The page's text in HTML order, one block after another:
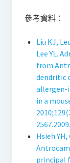
參考資料：
Liu KJ,
Lee YL.
from
dendritic
allergen-
in a
Hsieh YH,
principal